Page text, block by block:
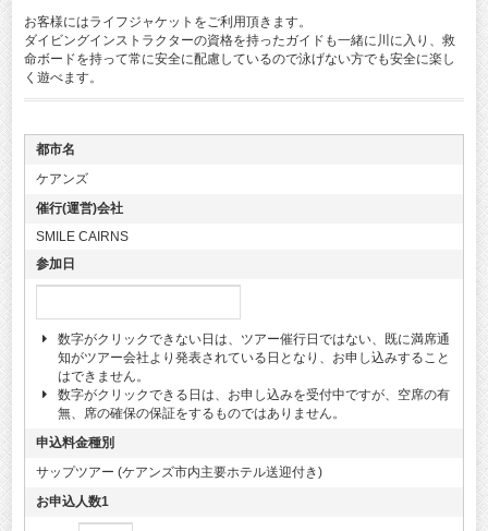
お客様にはライフジャケットをご利用頂きます。
ダイビングインストラクターの資格を持ったガイドも一緒に川に入り、救
命ボードを持って常に安全に配慮しているので泳げない方でも安全に楽し
く遊べます。
都市名
ケアンズ
催行(運営)会社
SMILE CAIRNS
参加日
数字がクリックできない日は、ツアー催行日ではない、既に満席通
知がツアー会社より発表されている日となり、お申し込みすること
はできません。
数字がクリックできる日は、お申し込みを受付中ですが、空席の有
無、席の確保の保証をするものではありません。
申込料金種別
サップツアー (ケアンズ市内主要ホテル送迎付き)
お申込人数1